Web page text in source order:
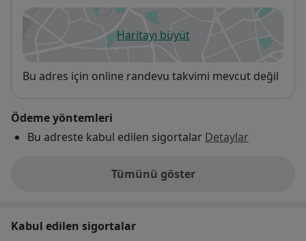
Haritayı büyütyeni bir sekmede açılır
Uygunluk
Bu adres için online randevu takvimi mevcut değil
Ödeme yöntemleri
Bu adreste kabul edilen sigortalar Detaylar
Tümünü göster
adres hakkında
Kabul edilen sigortalar